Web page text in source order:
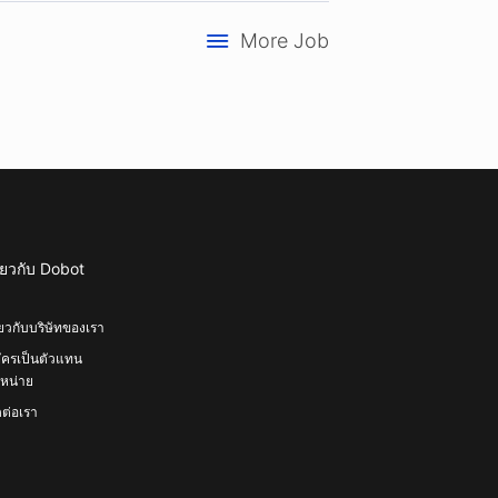
More Job
วกับ Dobot
วกับบริษัทของเรา
รเป็นตัวแทน
น่าย
อเรา